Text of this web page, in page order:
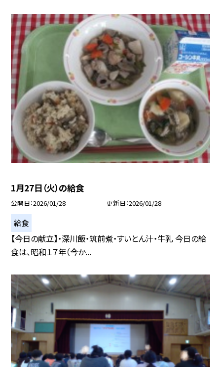
1月27日（火）の給食
公開日 2026/01/28 更新日 2026/01/28
給食
【今日の献立】・深川飯・筑前煮・すいとん汁・牛乳 今日の給
食は、昭和１７年（今か...